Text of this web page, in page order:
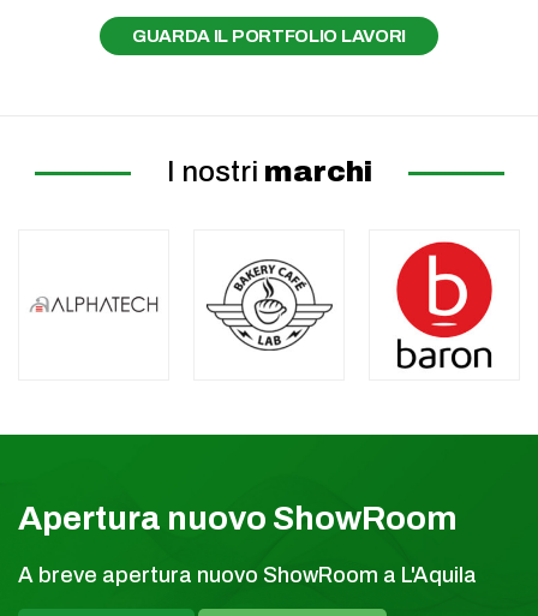
GUARDA IL PORTFOLIO LAVORI
I nostri marchi
Apertura nuovo ShowRoom
A breve apertura nuovo ShowRoom a L'Aquila